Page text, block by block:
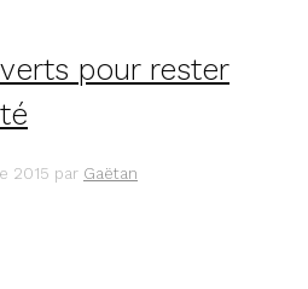
pour rester
2015 par Gaëtan